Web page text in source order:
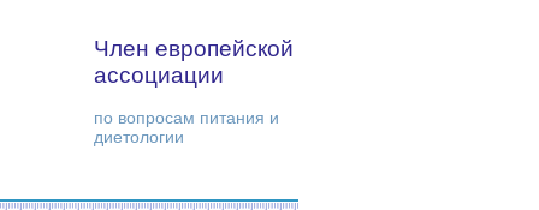
Член европейской
ассоциации
по вопросам питания и
диетологии